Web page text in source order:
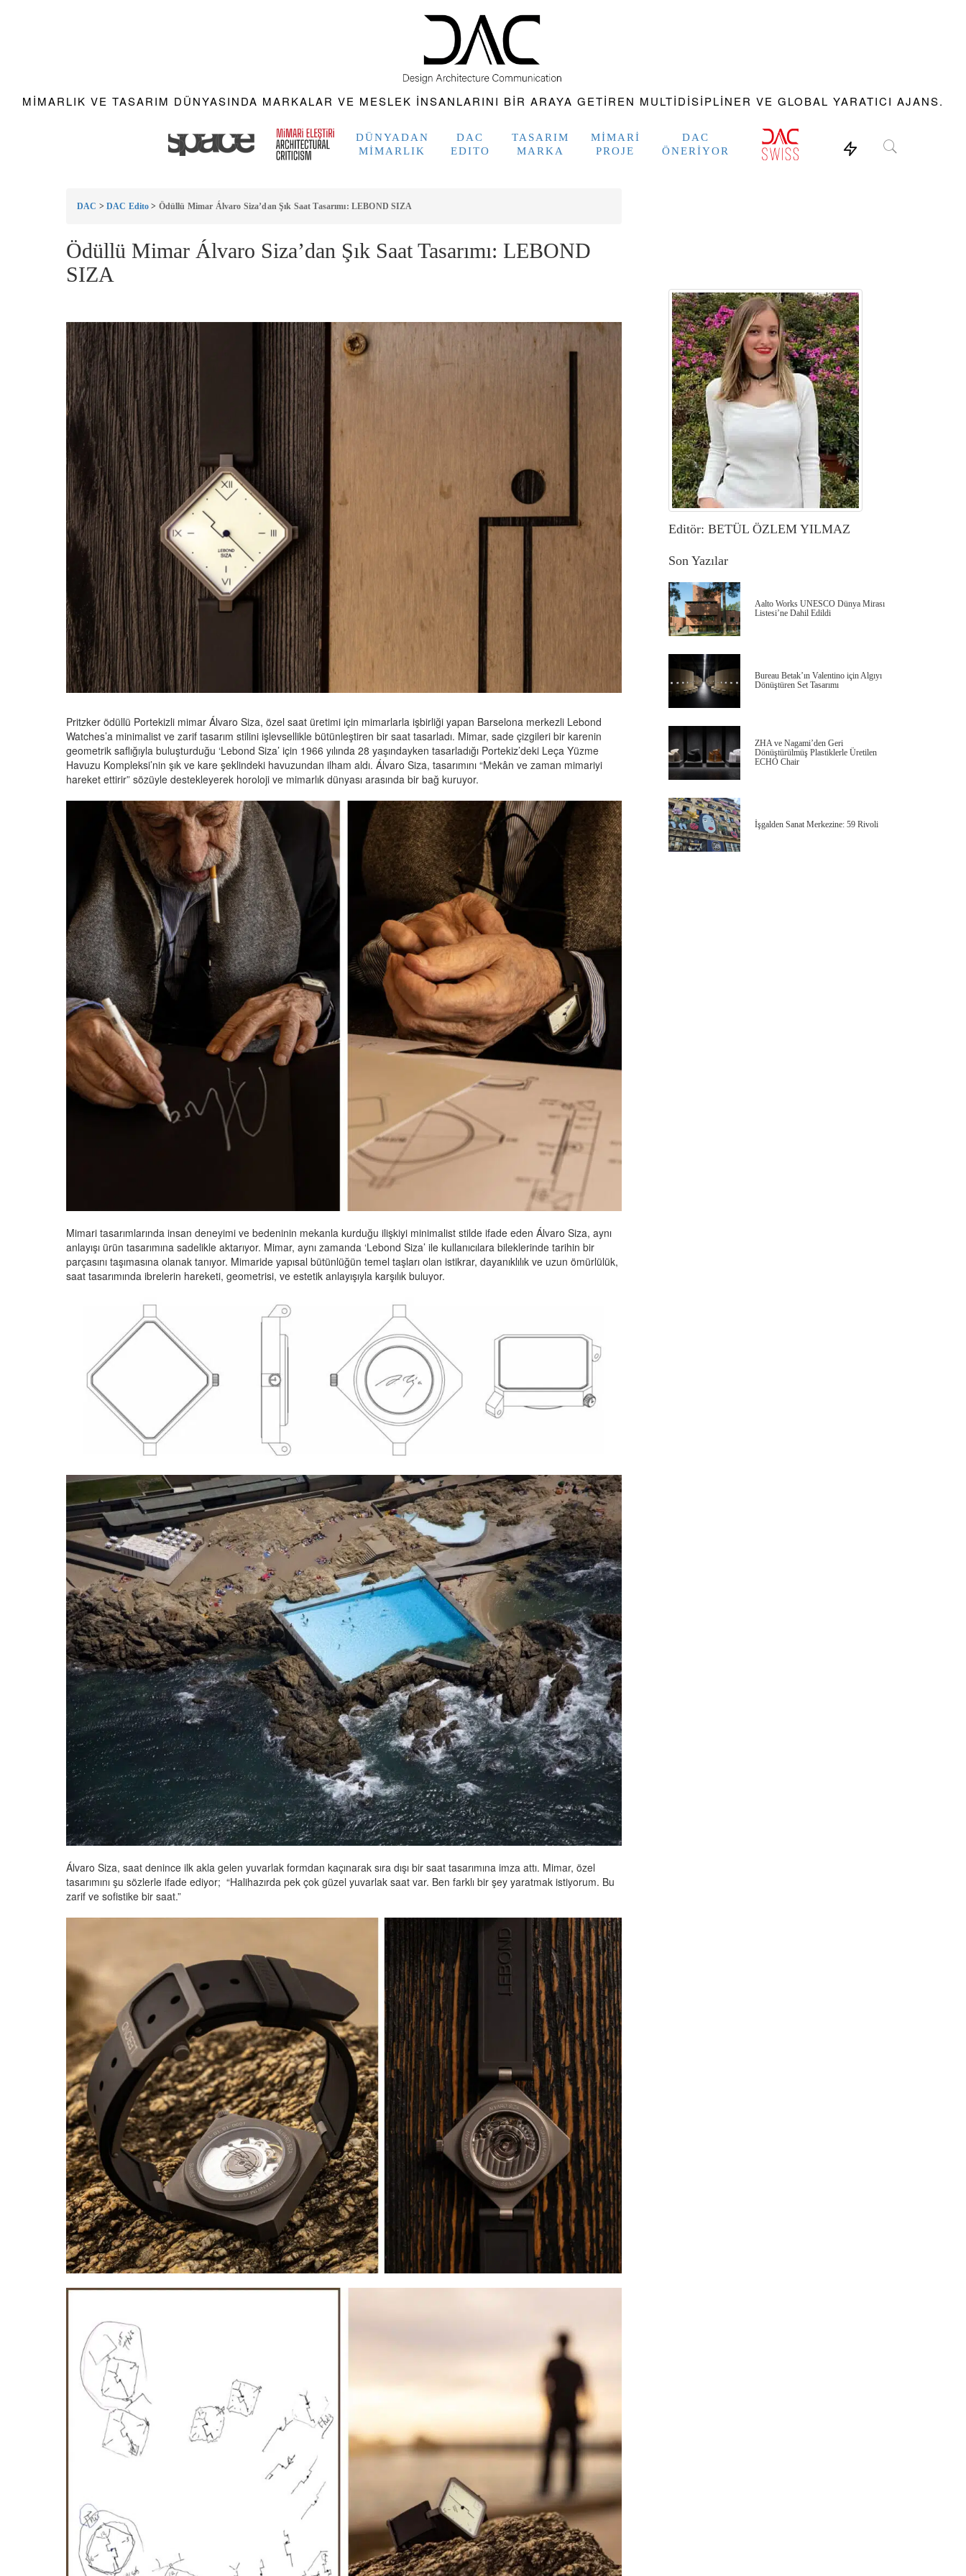
MIMARLIK VE TASARIM DÜNYASINDA MARKALAR VE MESLEK INSANLARINI BIR ARAYA GETIREN MULTIDISIPLINER VE GLOBAL YARATICI AJANS.
DÜNYADAN
MIMARLIK
DAC
EDITO
TASARIM
MARKA
MIMARI
PROJE
DAC
ÖNERIYOR
DAC > DAC Edito > Ödüllü Mimar Álvaro Siza’dan Şık Saat Tasarımı: LEBOND SIZA
Ödüllü Mimar Álvaro Siza’dan Şık Saat Tasarımı: LEBOND
SIZA
Pritzker ödüllü Portekizli mimar Álvaro Siza, özel saat üretimi için mimarlarla işbirliği yapan Barselona merkezli Lebond
Watches’a minimalist ve zarif tasarım stilini işlevsellikle bütünleştiren bir saat tasarladı. Mimar, sade çizgileri bir karenin
geometrik saflığıyla buluşturduğu ‘Lebond Siza’ için 1966 yılında 28 yaşındayken tasarladığı Portekiz’deki Leça Yüzme
Havuzu Kompleksi’nin şık ve kare şeklindeki havuzundan ilham aldı. Álvaro Siza, tasarımını “Mekân ve zaman mimariyi
hareket ettirir” sözüyle destekleyerek horoloji ve mimarlık dünyası arasında bir bağ kuruyor.
Mimari tasarımlarında insan deneyimi ve bedeninin mekanla kurduğu ilişkiyi minimalist stilde ifade eden Álvaro Siza, aynı
anlayışı ürün tasarımına sadelikle aktarıyor. Mimar, aynı zamanda ‘Lebond Siza’ ile kullanıcılara bileklerinde tarihin bir
parçasını taşımasına olanak tanıyor. Mimaride yapısal bütünlüğün temel taşları olan istikrar, dayanıklılık ve uzun ömürlülük,
saat tasarımında ibrelerin hareketi, geometrisi, ve estetik anlayışıyla karşılık buluyor.
Álvaro Siza, saat denince ilk akla gelen yuvarlak formdan kaçınarak sıra dışı bir saat tasarımına imza attı. Mimar, özel
tasarımını şu sözlerle ifade ediyor; “Halihazırda pek çok güzel yuvarlak saat var. Ben farklı bir şey yaratmak istiyorum. Bu
zarif ve sofistike bir saat.”
Editör: BETÜL ÖZLEM YILMAZ
Son Yazılar
Aalto Works UNESCO Dünya Mirası
Listesi’ne Dahil Edildi
Bureau Betak’ın Valentino için Algıyı
Dönüştüren Set Tasarımı
ZHA ve Nagami’den Geri
Dönüştürülmüş Plastiklerle Üretilen
ECHO Chair
İşgalden Sanat Merkezine: 59 Rivoli